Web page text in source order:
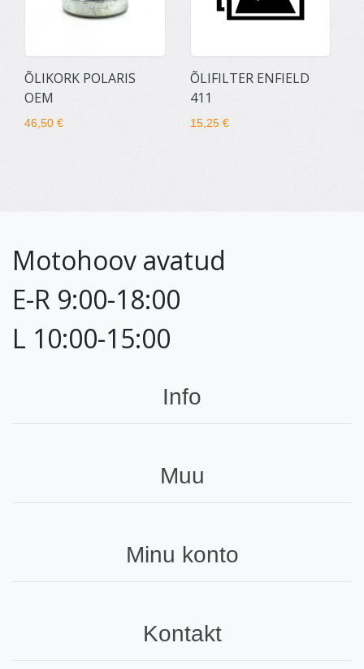
ÕLIKORK POLARIS
OEM
46,50 €
ÕLIFILTER ENFIELD
411
15,25 €
Motohoov avatud
E-R 9:00-18:00
L 10:00-15:00
Info
Muu
Minu konto
Kontakt